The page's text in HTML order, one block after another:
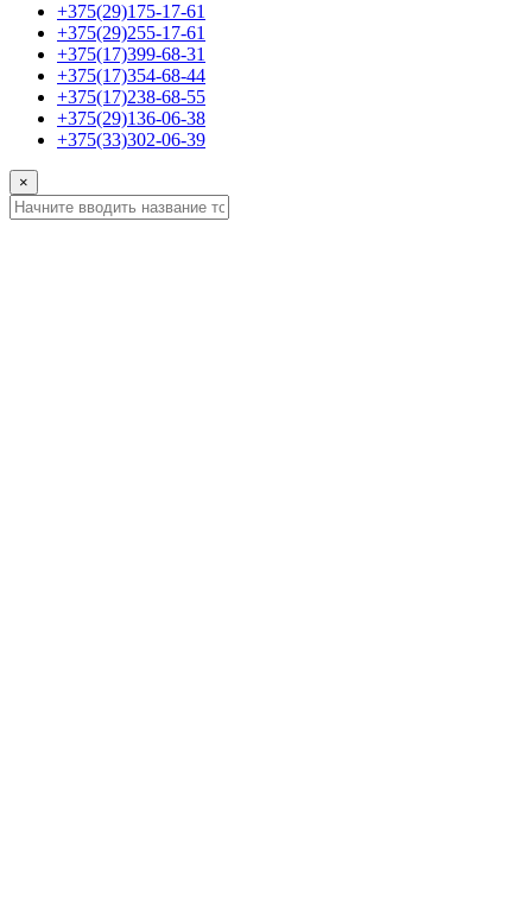
+375(29)175-17-61
+375(29)255-17-61
+375(17)399-68-31
+375(17)354-68-44
+375(17)238-68-55
+375(29)136-06-38
+375(33)302-06-39
×